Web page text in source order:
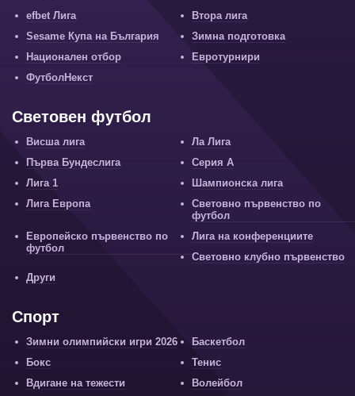
efbet Лига
Втора лига
Sesame Купа на България
Зимна подготовка
Национален отбор
Евротурнири
ФутболНекст
Световен футбол
Висша лига
Ла Лига
Първа Бундеслига
Серия А
Лига 1
Шампионска лига
Лига Европа
Световно първенство по
футбол
Европейско първенство по
футбол
Лига на конференциите
Световно клубно първенство
Други
Спорт
Зимни олимпийски игри 2026
Баскетбол
Бокс
Тенис
Вдигане на тежести
Волейбол